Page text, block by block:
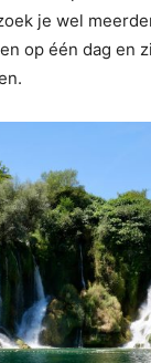
je wel
op één dag en